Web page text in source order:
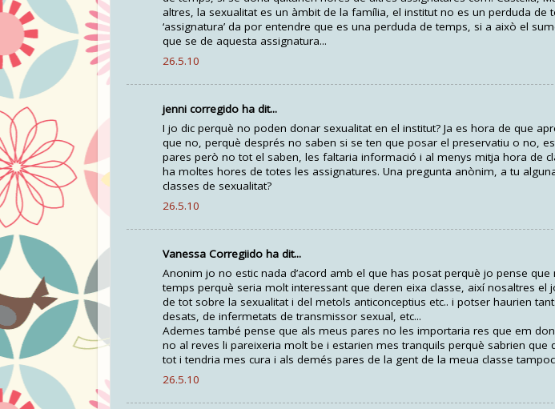
altres, la sexualitat es un àmbit de la família, el institut no es un perduda de
‘assignatura’ da por entendre que es una perduda de temps, si a això el
que se de aquesta assignatura...
26.5.10
jenni corregido ha dit...
I jo dic perquè no poden donar sexualitat en el institut? Ja es hora de que
que no, perquè després no saben si se ten que posar el preservatiu o no,
pares però no tot el saben, les faltaria informació i al menys mitja hora de
ha moltes hores de totes les assignatures. Una pregunta anònim, a tu
classes de sexualitat?
26.5.10
Vanessa Corregiido ha dit...
Anonim jo no estic nada d’acord amb el que has posat perquè jo pense
temps perquè seria molt interessant que deren eixa classe, així nosaltres
de tot sobre la sexualitat i del metols anticonceptius etc.. i potser haurien
desats, de infermetats de transmissor sexual, etc...
Ademes també pense que als meus pares no les importaria res que em
no al reves li pareixeria molt be i estarien mes tranquils perquè sabrien que
tot i tendria mes cura i als demés pares de la gent de la meua classe
26.5.10